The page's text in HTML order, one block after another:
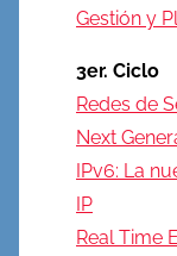
Gestión y
3er. Ciclo
Redes de
Next
IPv6: La
IP
Real Time